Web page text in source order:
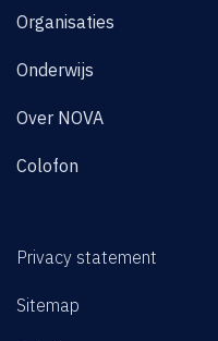
Organisaties
Onderwijs
Over NOVA
Colofon
Privacy statement
Sitemap